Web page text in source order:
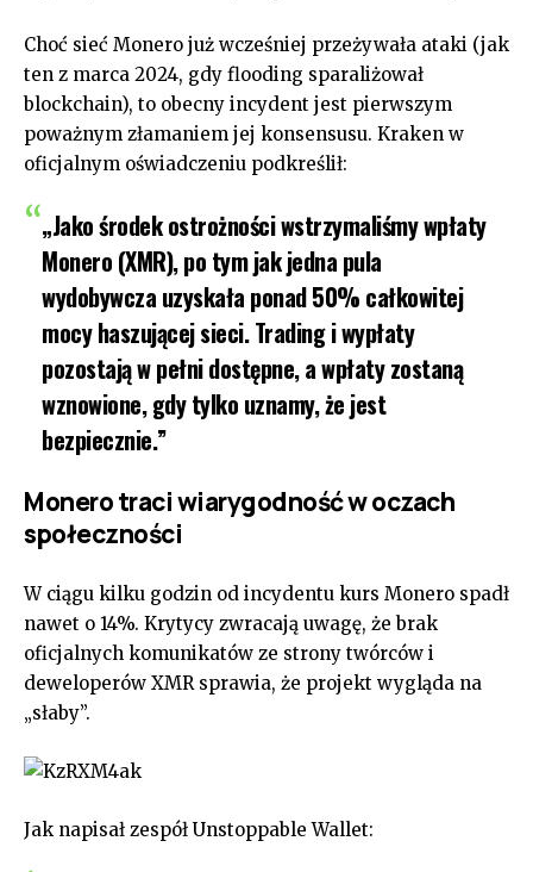
Choć sieć Monero już wcześniej przeżywała ataki (jak
ten z marca 2024, gdy flooding sparaliżował
blockchain), to obecny incydent jest pierwszym
poważnym złamaniem jej konsensusu. Kraken w
oficjalnym oświadczeniu podkreślił:
„Jako środek ostrożności wstrzymaliśmy wpłaty
Monero (XMR), po tym jak jedna pula
wydobywcza uzyskała ponad 50% całkowitej
mocy haszującej sieci. Trading i wypłaty
pozostają w pełni dostępne, a wpłaty zostaną
wznowione, gdy tylko uznamy, że jest
bezpiecznie.”
Monero traci wiarygodność w oczach
społeczności
W ciągu kilku godzin od incydentu kurs Monero spadł
nawet o 14%. Krytycy zwracają uwagę, że brak
oficjalnych komunikatów ze strony twórców i
deweloperów XMR sprawia, że projekt wygląda na
„słaby”.
Jak napisał zespół Unstoppable Wallet: